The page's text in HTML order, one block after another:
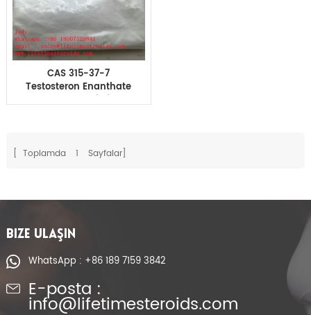
CAS 315-37-7
Testosteron Enanthate
tozu vücut geliştirme
[ Toplamda 1 Sayfalar]
BIZE ULAŞIN
WhatsApp : +86 189 7159 3842
E-posta :
info@lifetimesteroids.com